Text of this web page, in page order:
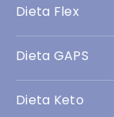
Dieta Flex
Dieta GAPS
Dieta Keto